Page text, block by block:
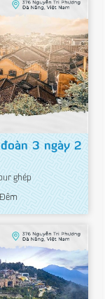
3 ngày 2
ghép